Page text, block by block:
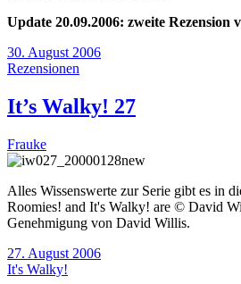
Update 20.09.2006: zweite
30. August 2006
Rezensionen
It’s Walky! 27
Frauke
Alles Wissenswerte zur Serie gibt es in
Roomies! and It's Walky! are © David
Genehmigung von David Willis.
27. August 2006
It's Walky!